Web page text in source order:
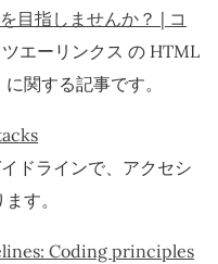
目指しませんか？ | コ
ツエーリンクス の HTML
関する記事です。
ドラインで、アクセシ
す。
Coding principles